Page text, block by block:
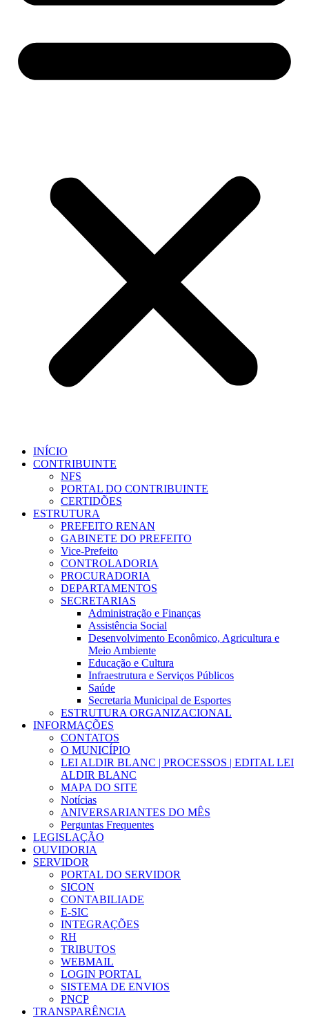
INÍCIO
CONTRIBUINTE
NFS
PORTAL DO CONTRIBUINTE
CERTIDÕES
ESTRUTURA
PREFEITO RENAN
GABINETE DO PREFEITO
Vice-Prefeito
CONTROLADORIA
PROCURADORIA
DEPARTAMENTOS
SECRETARIAS
Administração e Finanças
Assistência Social
Desenvolvimento Econômico, Agricultura e
Meio Ambiente
Educação e Cultura
Infraestrutura e Serviços Públicos
Saúde
Secretaria Municipal de Esportes
ESTRUTURA ORGANIZACIONAL
INFORMAÇÕES
CONTATOS
O MUNICÍPIO
LEI ALDIR BLANC | PROCESSOS | EDITAL LEI
ALDIR BLANC
MAPA DO SITE
Notícias
ANIVERSARIANTES DO MÊS
Perguntas Frequentes
LEGISLAÇÃO
OUVIDORIA
SERVIDOR
PORTAL DO SERVIDOR
SICON
CONTABILIADE
E-SIC
INTEGRAÇÕES
RH
TRIBUTOS
WEBMAIL
LOGIN PORTAL
SISTEMA DE ENVIOS
PNCP
TRANSPARÊNCIA